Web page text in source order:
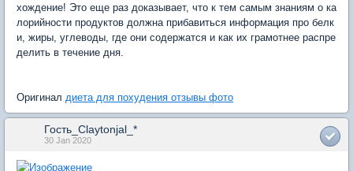
хождение! Это еще раз доказывает, что к тем самым знаниям о ка
лорийности продуктов должна прибавиться информация про белк
и, жиры, углеводы, где они содержатся и как их грамотнее распре
делить в течение дня.
Оригинал диета для похудения отзывы фото
Гость_Claytonjal_*
30 Jan 2020